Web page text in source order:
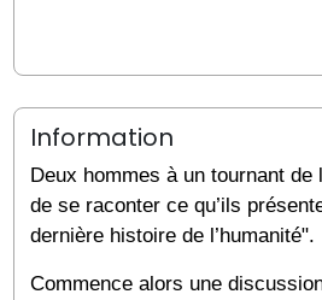
Information
Deux hommes à un tournant
de se raconter ce qu’ils
dernière histoire de l’humanité".
Commence alors une